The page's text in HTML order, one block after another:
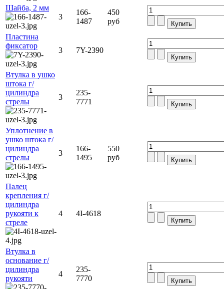
Шайба, 2 мм
3
166-
1487
450
руб
Пластина
фиксатор
3 7Y-2390
Втулка в ушко
штока г/
цилиндра
стрелы
3
235-
7771
Уплотнение в
ушко штока г/
цилиндра
стрелы
3
166-
1495
550
руб
Палец
крепления г/
цилиндра
рукояти к
стреле
4 4I-4618
Втулка в
основание г/
цилиндра
рукояти
4
235-
7770